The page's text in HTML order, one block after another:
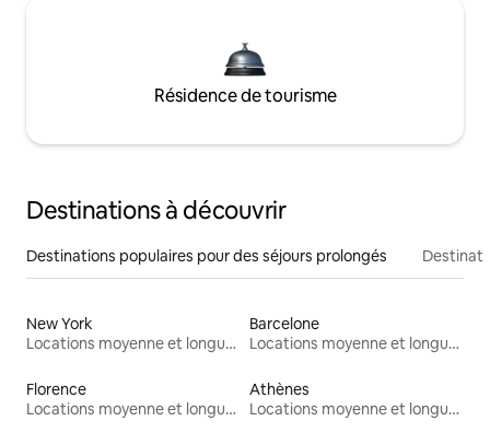
Résidence de tourisme
Destinations à découvrir
Destinations populaires pour des séjours prolongés
New York
Locations moyenne et longue durée
Barcelone
Locations moyenne et longue durée
Florence
Locations moyenne et longue durée
Athènes
Locations moyenne et longue durée